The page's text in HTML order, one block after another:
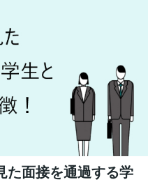
た面接を通過する学